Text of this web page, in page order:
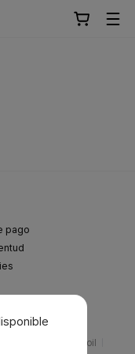
pago
Yang Zooil